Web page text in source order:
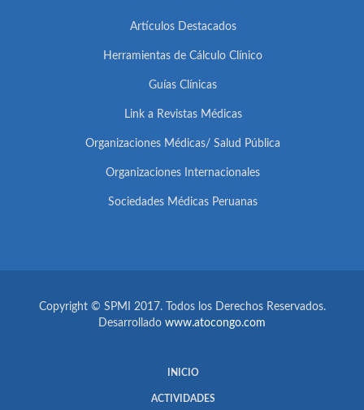
Artículos Destacados
Herramientas de Cálculo Clínico
Guías Clínicas
Link a Revistas Médicas
Organizaciones Médicas/ Salud Pública
Organizaciones Internacionales
Sociedades Médicas Peruanas
Copyright © SPMI 2017. Todos los Derechos Reservados.
Desarrollado www.atocongo.com
INICIO
ACTIVIDADES